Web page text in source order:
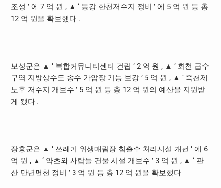
조성 ’ 에 7 억 원 , ▲ ‘ 동강 한천저수지 정비 ’ 에 5 억 원 등 총
12 억 원을 확보했다 .
보성군은 ▲ ‘ 복합커뮤니티센터 건립 ’ 2 억 원 , ▲ ‘ 회천 급수
구역 지방상수도 송수 가압장 기능 보강 ’ 5 억 원 , ▲ ‘ 죽천제
노후 저수지 개보수 ’ 5 억 원 등 총 12 억 원의 예산을 지원받
게 됐다 .
장흥군은 ▲ ‘ 쓰레기 위생매립장 침출수 처리시설 개선 ’ 에 6
억 원 , ▲ ‘ 약초와 사람들 건물 시설 개보수 ’ 3 억 원 , ▲ ‘ 관
산 만년면천 정비 ’ 3 억 원 등 총 12 억 원을 확보했다 .